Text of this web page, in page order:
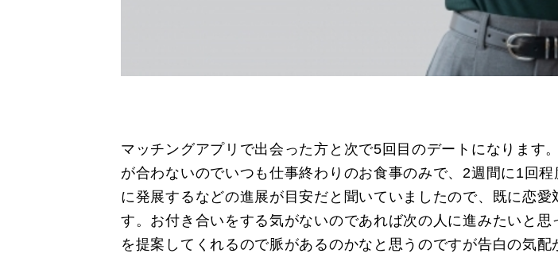
マッチングアプリで出会った方と次で5回目のデートになります
が合わないのでいつも仕事終わりのお食事のみで、2週間に1回
に発展するなどの進展が目安だと聞いていましたので、既に恋
す。お付き合いをする気がないのであれば次の人に進みたいと
を提案してくれるので脈があるのかなと思うのですが告白の気